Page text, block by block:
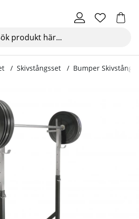
Skivstångsset Bumper
80 kg & Ställning